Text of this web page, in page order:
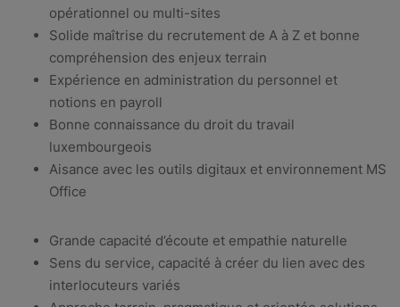
opérationnel ou multi-sites
Solide maîtrise du recrutement de A à Z et bonne
compréhension des enjeux terrain
Expérience en administration du personnel et
notions en payroll
Bonne connaissance du droit du travail
luxembourgeois
Aisance avec les outils digitaux et environnement MS
Office
Grande capacité d’écoute et empathie naturelle
Sens du service, capacité à créer du lien avec des
interlocuteurs variés